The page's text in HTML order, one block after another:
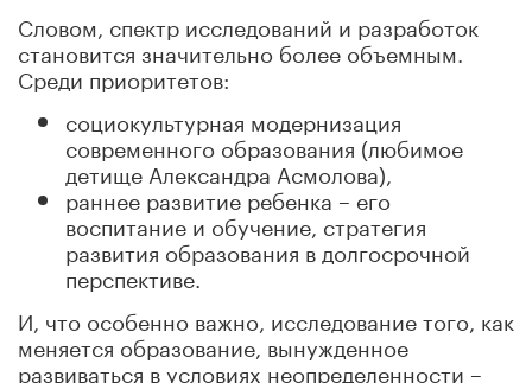
Словом, спектр исследований и разработок
становится значительно более объемным.
Среди приоритетов:
социокультурная модернизация
современного образования (любимое
детище Александра Асмолова),
раннее развитие ребенка – его
воспитание и обучение, стратегия
развития образования в долгосрочной
перспективе.
И, что особенно важно, исследование того, как
меняется образование, вынужденное
развиваться в условиях неопределенности –